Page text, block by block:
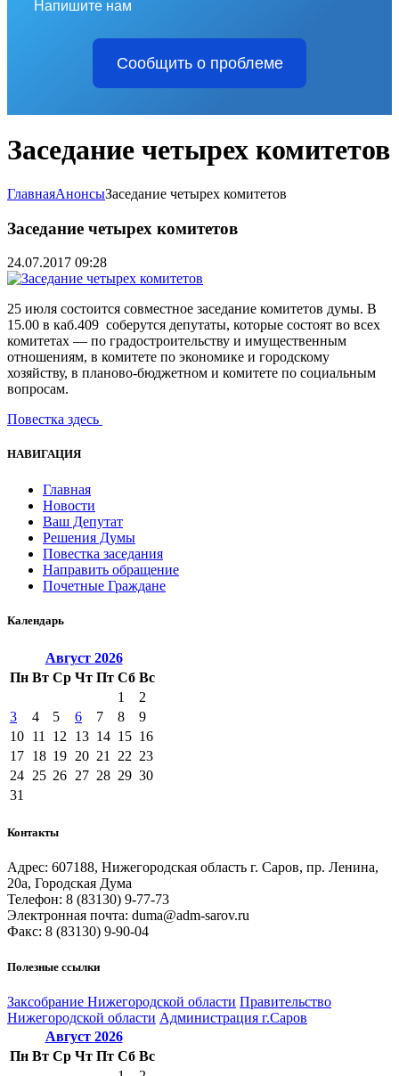
Напишите нам
Сообщить о проблеме
Заседание четырех комитетов
ГлавнаяАнонсыЗаседание четырех комитетов
Заседание четырех комитетов
24.07.2017 09:28
25 июля состоится совместное заседание комитетов думы. В
15.00 в каб.409 соберутся депутаты, которые состоят во всех
комитетах — по градостроительству и имущественным
отношениям, в комитете по экономике и городскому
хозяйству, в планово-бюджетном и комитете по социальным
вопросам.
Повестка здесь
НАВИГАЦИЯ
Главная
Новости
Ваш Депутат
Решения Думы
Повестка заседания
Направить обращение
Почетные Граждане
Календарь
Август 2026
Пн Вт Ср Чт Пт Сб Вс
1
2
3
4 5 6 7 8
9
10 11 12 13 14 15 16
17 18 19 20 21 22 23
24 25 26 27 28 29 30
31
Контакты
Адрес: 607188, Нижегородская область г. Саров, пр. Ленина,
20а, Городская Дума
Телефон: 8 (83130) 9-77-73
Электронная почта: duma@adm-sarov.ru
Факс: 8 (83130) 9-90-04
Полезные ссылки
Закcобрание Нижегородской области Правительство
Нижегородской области Администрация г.Саров
Август 2026
Пн Вт Ср Чт Пт Сб Вс